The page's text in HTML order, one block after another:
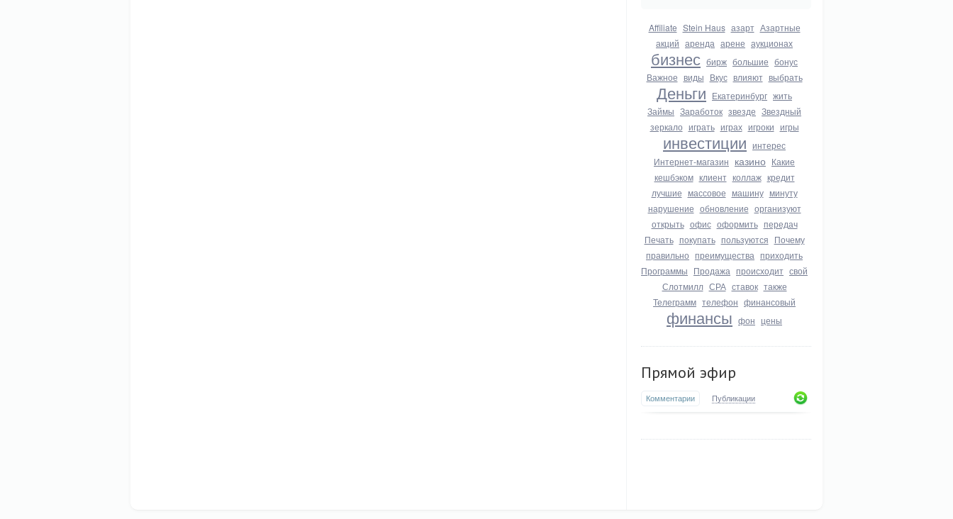
Affiliate Stein Haus азарт Азартные
акций аренда арене аукционах
бизнес бирж большие бонус
Важное виды Вкус влияют выбрать
Деньги Екатеринбург жить
Займы Заработок звезде Звездный
зеркало играть играх игроки игры
инвестиции интерес
Интернет-магазин казино Какие
кешбэком клиент коллаж кредит
лучшие массовое машину минуту
нарушение обновление организуют
открыть офис оформить передач
Печать покупать пользуются Почему
правильно преимущества приходить
Программы Продажа происходит свой
Слотмилл СРА ставок также
Телеграмм телефон финансовый
финансы фон цены
Прямой эфир
Комментарии Публикации